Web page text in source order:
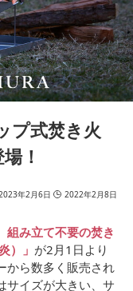
プ式焚き火
！
年2月6日 2022年2月8日
組み立て不要の焚き
）」 が2月1日より
から数多く販売され
サイズが大きい、サ